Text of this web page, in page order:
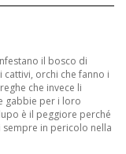
il bosco di
orchi che fanno i
che invece li
gabbie per i loro
è il peggiore perché
sempre in pericolo nella